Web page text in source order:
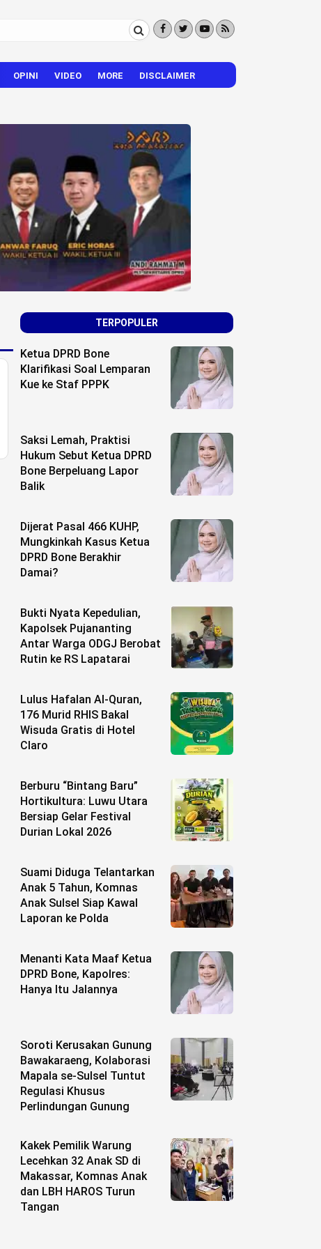
OPINI VIDEO MORE DISCLAIMER
TERPOPULER
Ketua DPRD Bone
Klarifikasi Soal Lemparan
Kue ke Staf PPPK
Saksi Lemah, Praktisi
Hukum Sebut Ketua DPRD
Bone Berpeluang Lapor
Balik
Dijerat Pasal 466 KUHP,
Mungkinkah Kasus Ketua
DPRD Bone Berakhir
Damai?
Bukti Nyata Kepedulian,
Kapolsek Pujananting
Antar Warga ODGJ Berobat
Rutin ke RS Lapatarai
Lulus Hafalan Al-Quran,
176 Murid RHIS Bakal
Wisuda Gratis di Hotel
Claro
Berburu “Bintang Baru”
Hortikultura: Luwu Utara
Bersiap Gelar Festival
Durian Lokal 2026
Suami Diduga Telantarkan
Anak 5 Tahun, Komnas
Anak Sulsel Siap Kawal
Laporan ke Polda
Menanti Kata Maaf Ketua
DPRD Bone, Kapolres:
Hanya Itu Jalannya
Soroti Kerusakan Gunung
Bawakaraeng, Kolaborasi
Mapala se-Sulsel Tuntut
Regulasi Khusus
Perlindungan Gunung
Kakek Pemilik Warung
Lecehkan 32 Anak SD di
Makassar, Komnas Anak
dan LBH HAROS Turun
Tangan